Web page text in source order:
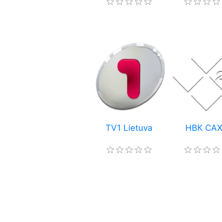
TV1 Lietuva НВК